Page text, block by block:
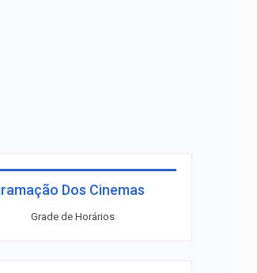
Dos Cinemas
Grade de Horários